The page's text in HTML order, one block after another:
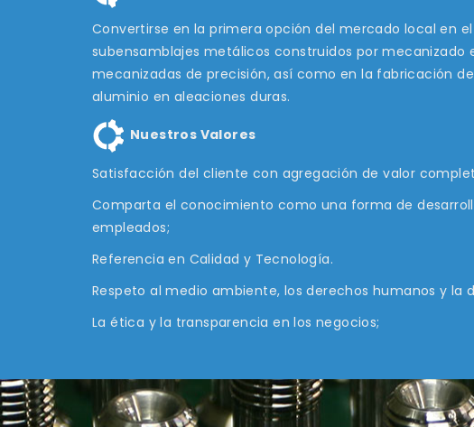
Convertirse en la primera opción del mercado local en
subensamblajes metálicos construidos por mecanizado
mecanizadas de precisión, así como en la fabricación
aluminio en aleaciones duras.
Nuestros Valores
Satisfacción del cliente con agregación de valor
Comparta el conocimiento como una forma de
empleados;
Referencia en Calidad y Tecnología.
Respeto al medio ambiente, los derechos humanos y la
La ética y la transparencia en los negocios;